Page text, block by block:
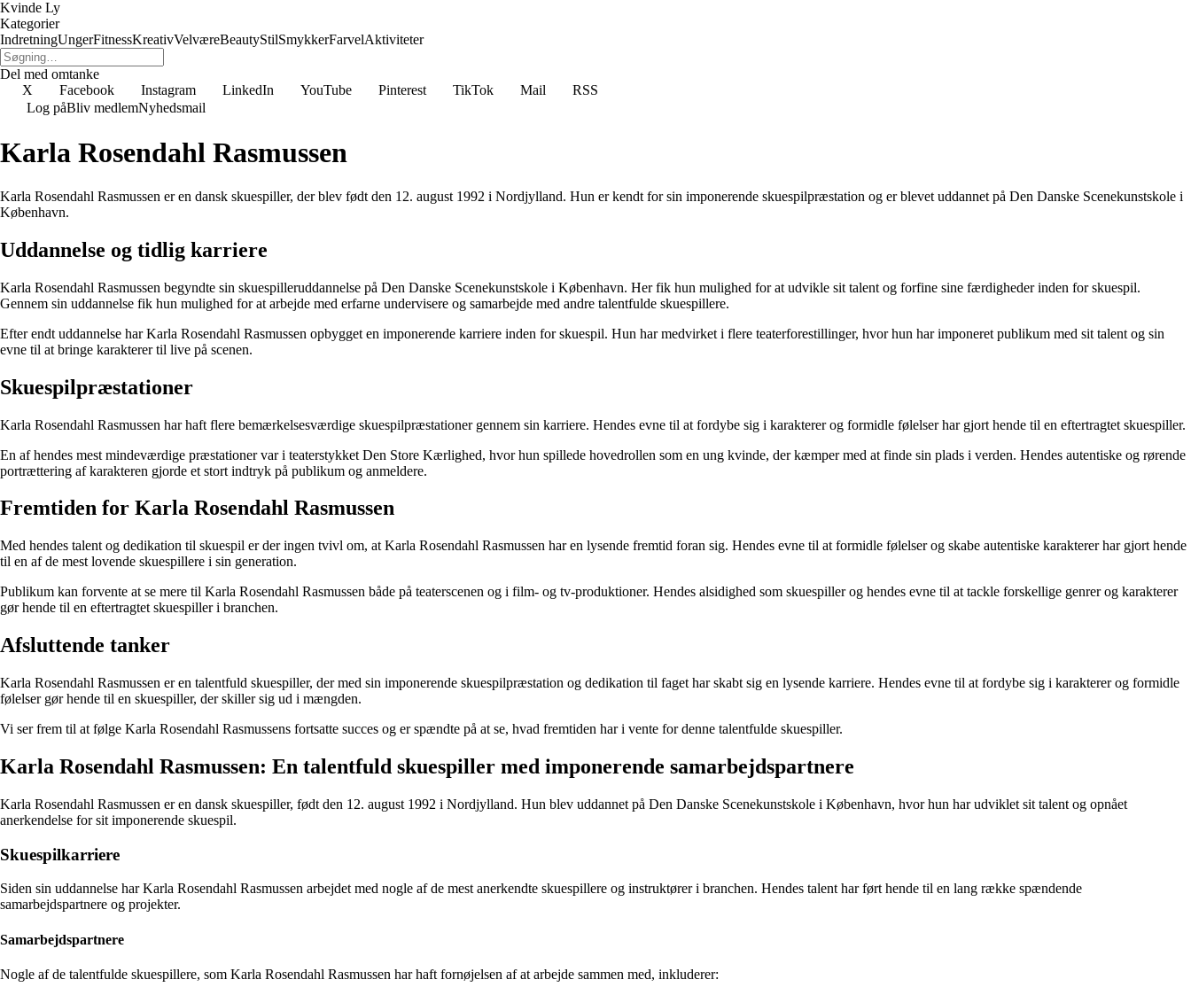
Kvinde Ly
Kategorier
IndretningUngerFitnessKreativVelværeBeautyStilSmykkerFarvelAktiviteter
Del med omtanke
X
Facebook Instagram LinkedIn YouTube Pinterest TikTok Mail
RSS
Log påBliv medlemNyhedsmail
Karla Rosendahl Rasmussen
Karla Rosendahl Rasmussen er en dansk skuespiller, der blev født den 12. august 1992 i Nordjylland. Hun er kendt for sin imponerende skuespilpræstation og er blevet uddannet på Den Danske Scenekunstskole i
København.
Uddannelse og tidlig karriere
Karla Rosendahl Rasmussen begyndte sin skuespilleruddannelse på Den Danske Scenekunstskole i København. Her fik hun mulighed for at udvikle sit talent og forfine sine færdigheder inden for skuespil.
Gennem sin uddannelse fik hun mulighed for at arbejde med erfarne undervisere og samarbejde med andre talentfulde skuespillere.
Efter endt uddannelse har Karla Rosendahl Rasmussen opbygget en imponerende karriere inden for skuespil. Hun har medvirket i flere teaterforestillinger, hvor hun har imponeret publikum med sit talent og sin
evne til at bringe karakterer til live på scenen.
Skuespilpræstationer
Karla Rosendahl Rasmussen har haft flere bemærkelsesværdige skuespilpræstationer gennem sin karriere. Hendes evne til at fordybe sig i karakterer og formidle følelser har gjort hende til en eftertragtet skuespiller.
En af hendes mest mindeværdige præstationer var i teaterstykket Den Store Kærlighed, hvor hun spillede hovedrollen som en ung kvinde, der kæmper med at finde sin plads i verden. Hendes autentiske og rørende
portrættering af karakteren gjorde et stort indtryk på publikum og anmeldere.
Fremtiden for Karla Rosendahl Rasmussen
Med hendes talent og dedikation til skuespil er der ingen tvivl om, at Karla Rosendahl Rasmussen har en lysende fremtid foran sig. Hendes evne til at formidle følelser og skabe autentiske karakterer har gjort hende
til en af de mest lovende skuespillere i sin generation.
Publikum kan forvente at se mere til Karla Rosendahl Rasmussen både på teaterscenen og i film- og tv-produktioner. Hendes alsidighed som skuespiller og hendes evne til at tackle forskellige genrer og karakterer
gør hende til en eftertragtet skuespiller i branchen.
Afsluttende tanker
Karla Rosendahl Rasmussen er en talentfuld skuespiller, der med sin imponerende skuespilpræstation og dedikation til faget har skabt sig en lysende karriere. Hendes evne til at fordybe sig i karakterer og formidle
følelser gør hende til en skuespiller, der skiller sig ud i mængden.
Vi ser frem til at følge Karla Rosendahl Rasmussens fortsatte succes og er spændte på at se, hvad fremtiden har i vente for denne talentfulde skuespiller.
Karla Rosendahl Rasmussen: En talentfuld skuespiller med imponerende samarbejdspartnere
Karla Rosendahl Rasmussen er en dansk skuespiller, født den 12. august 1992 i Nordjylland. Hun blev uddannet på Den Danske Scenekunstskole i København, hvor hun har udviklet sit talent og opnået
anerkendelse for sit imponerende skuespil.
Skuespilkarriere
Siden sin uddannelse har Karla Rosendahl Rasmussen arbejdet med nogle af de mest anerkendte skuespillere og instruktører i branchen. Hendes talent har ført hende til en lang række spændende
samarbejdspartnere og projekter.
Samarbejdspartnere
Nogle af de talentfulde skuespillere, som Karla Rosendahl Rasmussen har haft fornøjelsen af at arbejde sammen med, inkluderer: